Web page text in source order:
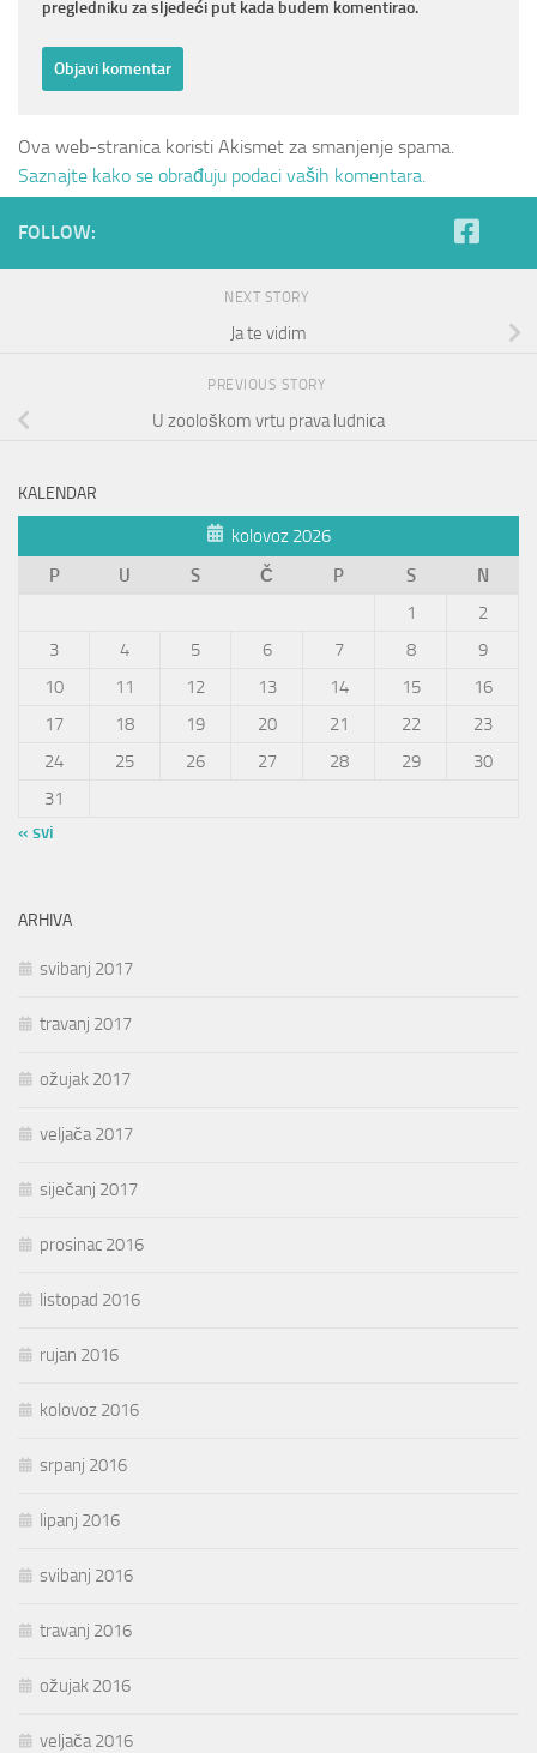
pregledniku za sljedeći put kada budem komentirao.
Ova web-stranica koristi Akismet za smanjenje spama.
Saznajte kako se obrađuju podaci vaših komentara.
FOLLOW:
NEXT STORY
Ja te vidim
PREVIOUS STORY
U zoološkom vrtu prava ludnica
KALENDAR
kolovoz 2026
P
U S Č P S
N
1
2
3
4 5 6 7 8
9
10
11 12 13 14 15
16
17
18 19 20 21 22
23
24
25 26 27 28 29
30
31
« svi
ARHIVA
svibanj 2017
travanj 2017
ožujak 2017
veljača 2017
siječanj 2017
prosinac 2016
listopad 2016
rujan 2016
kolovoz 2016
srpanj 2016
lipanj 2016
svibanj 2016
travanj 2016
ožujak 2016
veljača 2016